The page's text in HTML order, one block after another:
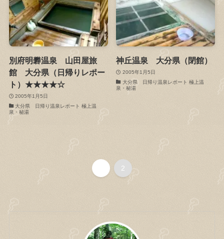
別府明礬温泉 山田屋旅
館 大分県（日帰りレポー
ト）★★★★☆
2005年1月5日
大分県 日帰り温泉レポート 極上温
泉・秘湯
神丘温泉 大分県（閉館）
2005年1月5日
大分県 日帰り温泉レポート 極上温
泉・秘湯
2